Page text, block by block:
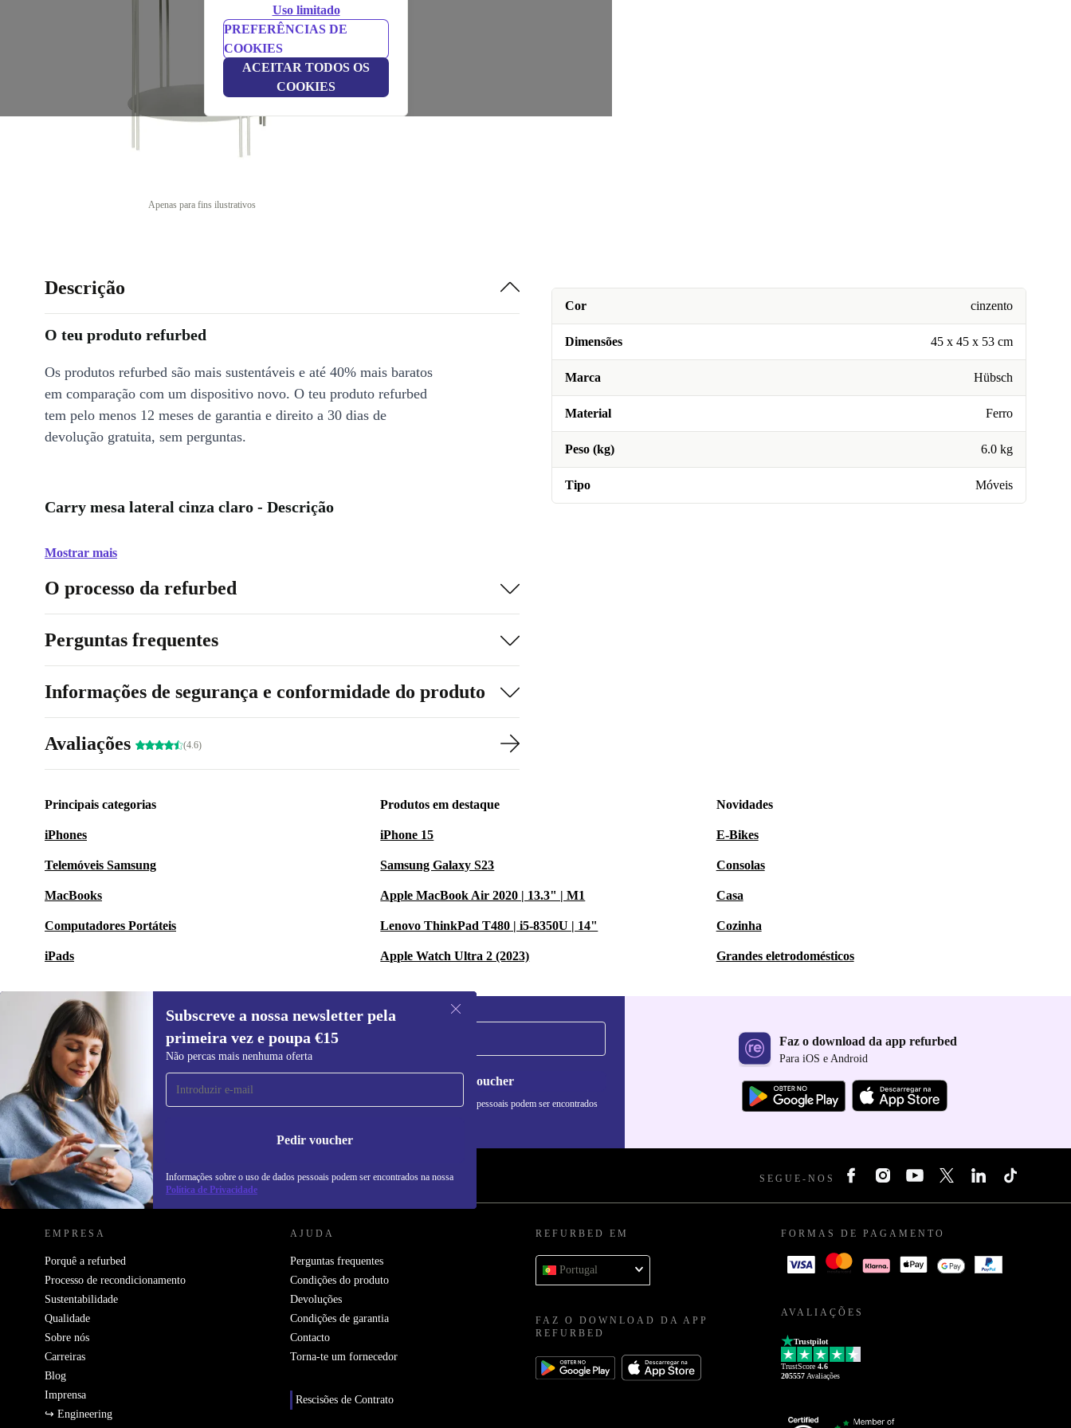
Uso limitado
PREFERÊNCIAS DE
COOKIES
ACEITAR TODOS OS
COOKIES
Apenas para fins ilustrativos
Cor cinzento
Dimensões 45 x 45 x 53 cm
Marca Hübsch
Material Ferro
Peso (kg) 6.0 kg
Tipo Móveis
Descrição
O teu produto refurbed
Os produtos refurbed são mais sustentáveis e até 40% mais baratos
em comparação com um dispositivo novo. O teu produto refurbed
tem pelo menos 12 meses de garantia e direito a 30 dias de
devolução gratuita, sem perguntas.
Carry mesa lateral cinza claro - Descrição
Mostrar mais
O processo da refurbed
Perguntas frequentes
Informações de segurança e conformidade do produto
Avaliações (4.6)
Principais categorias
iPhones
Telemóveis Samsung
MacBooks
Computadores Portáteis
iPads
Produtos em destaque
iPhone 15
Samsung Galaxy S23
Apple MacBook Air 2020 | 13.3" | M1
Lenovo ThinkPad T480 | i5-8350U | 14"
Apple Watch Ultra 2 (2023)
Novidades
E-Bikes
Consolas
Casa
Cozinha
Grandes eletrodomésticos
Subscreve a nossa newsletter pela
primeira vez e poupa €15
Não percas mais nenhuma oferta
Pedir voucher
Informações sobre o uso de dados pessoais podem ser encontrados na nossa
Política de Privacidade
Subscreve a nossa newsletter pela
primeira vez e poupa 15€!
Não percas mais nenhuma oferta.
Pedir voucher
Informações sobre o uso de dados pessoais podem ser encontrados
Faz o download da app refurbed
Para iOS e Android
REFURBED PORTUGAL - RETHINK NEW. SEGUE-NOS
EMPRESA
Porquê a refurbed
Processo de recondicionamento
Sustentabilidade
Qualidade
Sobre nós
Carreiras
Blog
Imprensa
↪ Engineering
AJUDA
Perguntas frequentes
Condições do produto
Devoluções
Condições de garantia
Contacto
Torna-te um fornecedor
Rescisões de Contrato
REFURBED EM
Portugal
FAZ O DOWNLOAD DA APP
REFURBED
FORMAS DE PAGAMENTO
AVALIAÇÕES
Trustpilot
TrustScore 4.6
205557 Avaliações